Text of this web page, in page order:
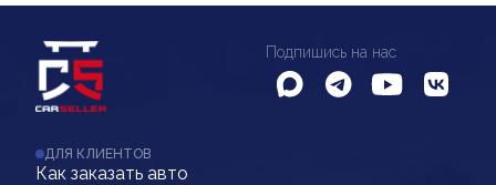
Подпишись на нас
ДЛЯ КЛИЕНТОВ
Как заказать авто